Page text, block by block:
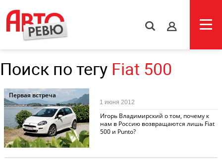
s
Поиск по тегу Fiat 500
Первая встреча
Игорь Владимирский о том, почему к
нам в Россию возвращаются лишь Fiat
500 и Punto?
1 июня 2012